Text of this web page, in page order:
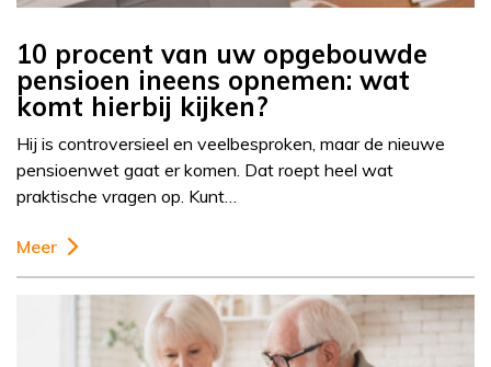
10 procent van uw opgebouwde
pensioen ineens opnemen: wat
komt hierbij kijken?
Hij is controversieel en veelbesproken, maar de nieuwe
pensioenwet gaat er komen. Dat roept heel wat
praktische vragen op. Kunt…
Meer